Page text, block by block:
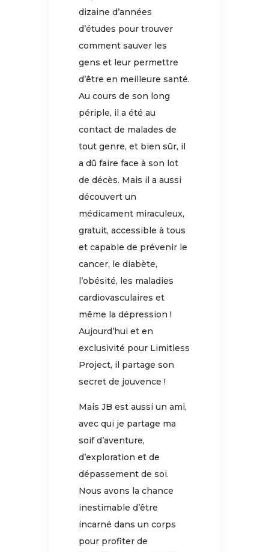
dizaine d’années
d’études pour trouver
comment sauver les
gens et leur permettre
d’être en meilleure santé.
Au cours de son long
périple, il a été au
contact de malades de
tout genre, et bien sûr, il
a dû faire face à son lot
de décès. Mais il a aussi
découvert un
médicament miraculeux,
gratuit, accessible à tous
et capable de prévenir le
cancer, le diabète,
l’obésité, les maladies
cardiovasculaires et
même la dépression !
Aujourd’hui et en
exclusivité pour Limitless
Project, il partage son
secret de jouvence !
Mais JB est aussi un ami,
avec qui je partage ma
soif d’aventure,
d’exploration et de
dépassement de soi.
Nous avons la chance
inestimable d’être
incarné dans un corps
pour profiter de